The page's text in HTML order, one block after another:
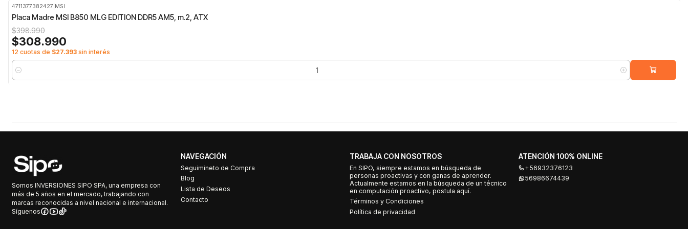
4711377382427 MSI
Placa Madre MSI B850 MLG EDITION DDR5 AM5, m.2, ATX
$398.990
$308.990
12 cuotas de $27.393sin interés
Cantidad
Somos INVERSIONES SIPO SPA, una empresa con
más de 5 años en el mercado, trabajando con
marcas reconocidas a nivel nacional e internacional.
Síguenos
NAVEGACIÓN
Seguimineto de Compra
Blog
Lista de Deseos
Contacto
TRABAJA CON NOSOTROS
En SIPO, siempre estamos en búsqueda de
personas proactivas y con ganas de aprender.
Actualmente estamos en la búsqueda de un técnico
en computación proactivo, postula aquí.
Términos y Condiciones
Política de privacidad
ATENCIÓN 100% ONLINE
+56932376123
56986674439